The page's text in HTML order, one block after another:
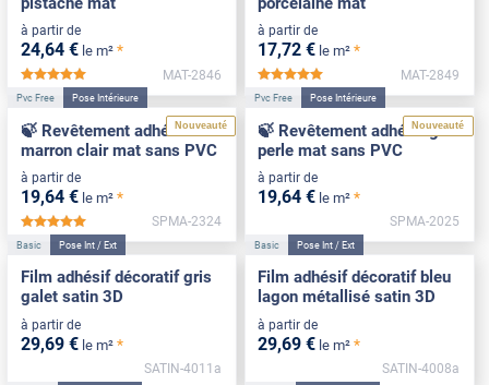
à partir de
24,64 € le m² *
*****
MAT-2846
à partir de
17,72 € le m² *
MAT-2849
Nouveauté
Pvc Free Pose Intérieure
🍃 Revêtement adhésif
marron clair mat sans PVC
à partir de
19,64 € le m² *
*****
SPMA-2324
Nouveauté
Pvc Free Pose Intérieure
🍃 Revêtement adhésif gris
perle mat sans PVC
à partir de
19,64 € le m² *
SPMA-2025
Basic Pose Int / Ext
Film adhésif décoratif gris
galet satin 3D
à partir de
29,69 € le m² *
SATIN-4011a
Basic Pose Int / Ext
Film adhésif décoratif bleu
lagon métallisé satin 3D
à partir de
29,69 € le m² *
SATIN-4008a